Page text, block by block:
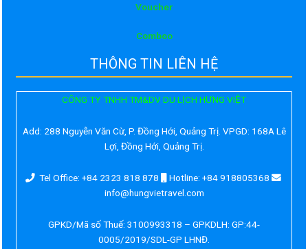
Voucher
Comboo
THÔNG TIN LIÊN HỆ
CÔNG TY TNHH TM&DV DU LỊCH HƯNG VIỆT
Add: 288 Nguyễn Văn Cừ, P. Đồng Hới, Quảng Trị. VPGD: 168A Lê
Lợi, Đồng Hới, Quảng Trị.
Tel Office: +84 2323 818 878
Hotline: +84 918805368
info@hungvietravel.com
GPKD/Mã số Thuế: 3100993318 – GPKDLH: GP:44-
0005/2019/SDL-GP LHNĐ.